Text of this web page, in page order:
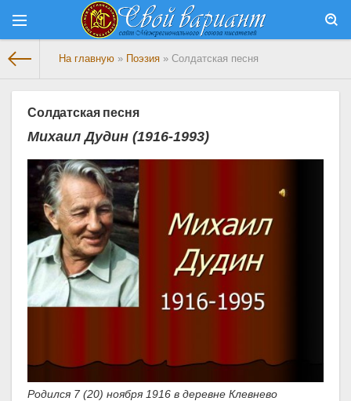
На главную » Поэзия » Солдатская песня
Солдатская песня
Михаил Дудин (1916-1993)
Родился 7 (20) ноября 1916 в деревне Клевнево